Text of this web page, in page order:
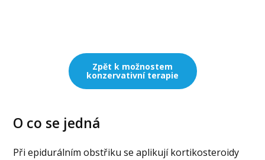
Zpět k možnostem
konzervativní terapie
O co se jedná
Při epidurálním obstřiku se aplikují kortikosteroidy